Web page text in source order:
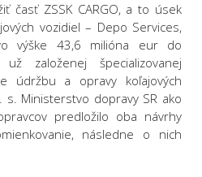
časť ZSSK CARGO, a to úsek
vozidiel – Depo Services,
výške 43,6 milióna eur do
založenej špecializovanej
údržbu a opravy koľajových
s. Ministerstvo dopravy SR ako
predložilo oba návrhy
následne o nich